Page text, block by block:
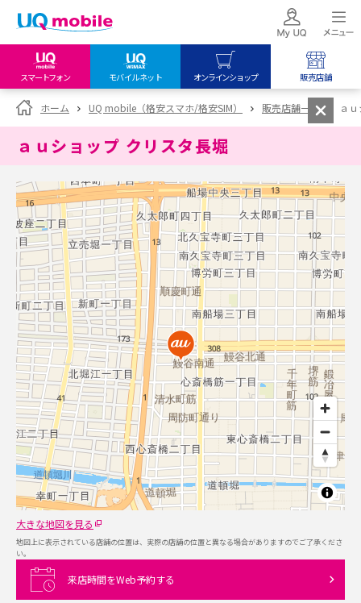
スマートフォン モバイルネット オンラインショップ 販売店舗
my UQ WiMAX
UQ WiMAX ご契約の方
My UQ mobile
UQ mobile
データチャージサイト
UQ mobile
オンラインショップ
UQ WiMAX
UQ mobile
販売店舗
UQ WiMAX
ホーム UQ mobile（格安スマホ/格安SIM） 販売店舗一覧 ａ
ａｕショップ クリスタ長堀
大きな地図を見る
地図上に表示されている店舗の位置は、実際の店舗の位置と異なる場合がありますのでご了承くださ
い。
来店時間をWeb予約する